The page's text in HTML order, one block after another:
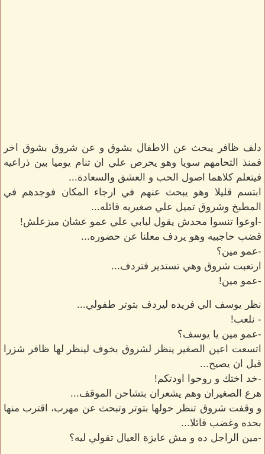
دلف ظافر يبحث عن الاطفال بشوق و عن شروق بشوق اخر
فمنذ التحامهم سويا وهو يحرص علي ان تنام يوميا بين ذراعيه
فيتعلم كلاهما اصول الحب و العشق والسعادة...
ابتسم قليلا وهو يبحث عنهم في ارجاء المكان فوجدهم في
المطبخ وشروق تميل علي صغيريه قائله...
-اوعوا تنسوا محدش يقول لبابي علي عمو عشان ميزعلش!
قضب حاجبيه وهو يردف معلنا عن حضوره...
-عمو مين؟
ارتعبت شروق وهي تستدير فتردف...
-عمو مين!
نظر يوسف الي فريده ليردف بتوتر طفولي...
- نلعب!
-عمو مين يا يوسف؟
اتسعت اعين الصغير ينظر لشروق بخوف لينظر لها ظافر شزرا
قبل ان يصيح...
-خد اختك و روحوا اودتكم!
هرع الصغيران وهم يشعران بتشاحن الموقف...
و وقفت شروق تنظر حولها بتوتر وتبحث عن مهرب، اقترب منها
بحده وغضب قائلا...
-مين الراجل ده و مش عايزة العيال تقولي ليه؟